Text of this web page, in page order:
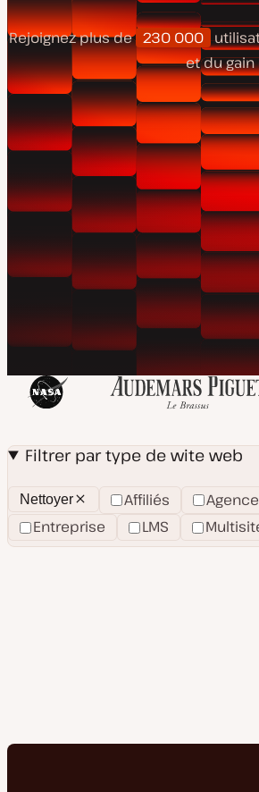
Rejoignez plus de 230 000
et du
Filtrer par type de wite web
Nettoyer
Effacer
les
filtres
Affiliés Agence
Entreprise
LMS